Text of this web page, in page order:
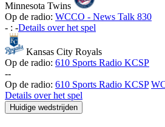
Minnesota Twins
Op de radio: WCCO - News Talk 830
- : -Details over het spel
Kansas City Royals
Op de radio: 610 Sports Radio KCSP
--
Op de radio: 610 Sports Radio KCSP
Details over het spel
Huidige wedstrijden